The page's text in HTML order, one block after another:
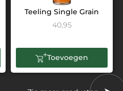
Teeling Single Grain
40,95
Toevoegen